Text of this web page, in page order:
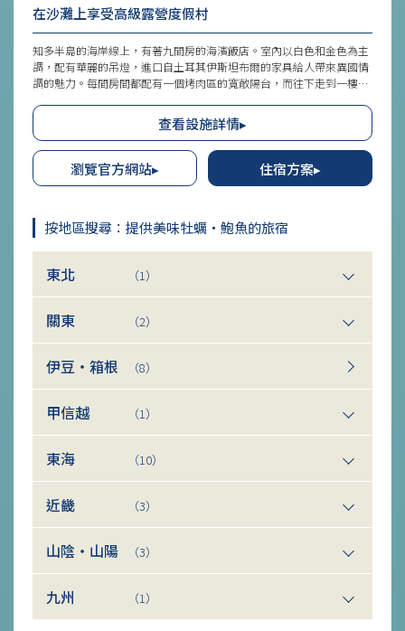
在沙灘上享受高級露營度假村
知多半島的海岸線上，有著九間房的海濱飯店。室內以白色和金色為主
調，配有華麗的吊燈，進口自土耳其伊斯坦布爾的家具給人帶來異國情
調的魅力。每間房間都配有一個烤肉區的寬敞陽台，而往下走到一樓，
火。一些客房享有優雅的海景按摩浴缸，也設有帳篷桑拿室。
查看設施詳情▸
瀏覽官方網站▸ 住宿方案▸
按地區搜尋：提供美味牡蠣・鮑魚的旅宿
東北 （1）
關東 （2）
伊豆・箱根 （8）
甲信越 （1）
東海 （10）
近畿 （3）
山陰・山陽 （3）
九州 （1）